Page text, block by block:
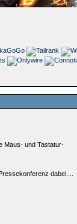
Maus- und Tastatur-
dabei....